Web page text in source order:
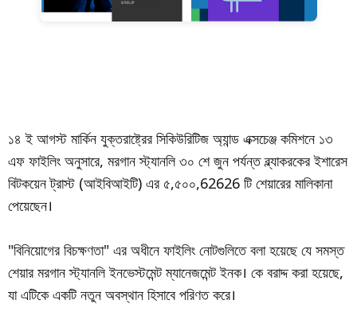
১৪ ই আগস্ট মার্কিন যুক্তরাষ্ট্রের সিকিউরিটিজ অ্যান্ড এক্সচেঞ্জ কমিশনে ১৩
এফ ফাইলিং অনুসারে, মরগান স্ট্যানলি ৩০ শে জুন পর্যন্ত ব্ল্যাকরকের ইশারেস
বিটকয়েন ট্রাস্ট (আইবিআইটি) এর ৫,৫০০,62626 টি শেয়ারের মালিকানা
পেয়েছেন।
"বিনিয়োগের বিচক্ষণতা" এর অধীনে ফাইলিং নোটগুলিতে বলা হয়েছে যে সমস্ত
শেয়ার মরগান স্ট্যানলি ইনভেস্টমেন্ট ম্যানেজমেন্ট ইনক। কে বরাদ্দ করা হয়েছে,
যা এটিকে একটি নতুন অবস্থান হিসাবে পরিণত করে।